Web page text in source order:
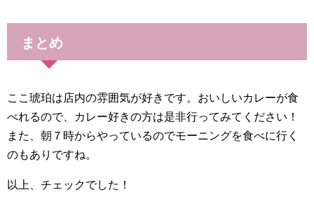
まとめ
ここ琥珀は店内の雰囲気が好きです。おいしいカレーが食
べれるので、カレー好きの方は是非行ってみてください！
また、朝７時からやっているのでモーニングを食べに行く
のもありですね。
以上、チェックでした！